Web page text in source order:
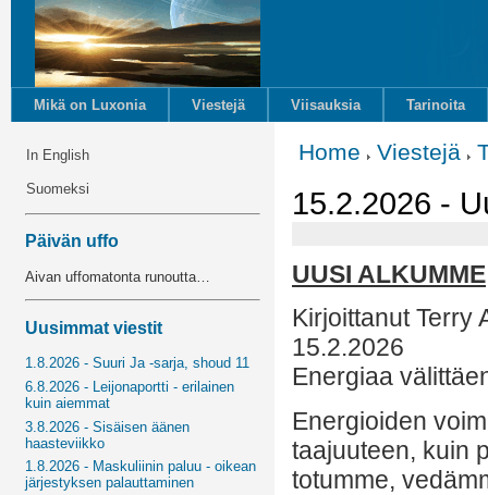
Mikä on Luxonia Viestejä Viisauksia Tarinoita
In English
Suomeksi
Päivän uffo
Aivan uffomatonta runoutta…
Uusimmat viestit
1.8.2026 - Suuri Ja -sarja, shoud 11
6.8.2026 - Leijonaportti - erilainen
kuin aiemmat
3.8.2026 - Sisäisen äänen
haasteviikko
1.8.2026 - Maskuliinin paluu - oikean
järjestyksen palauttaminen
Home Viestejä
15.2.2026 -
UUSI ALKUMME
Kirjoittanut Terry
15.2.2026
Energiaa
Energioiden
taajuuteen, kuin
totumme,